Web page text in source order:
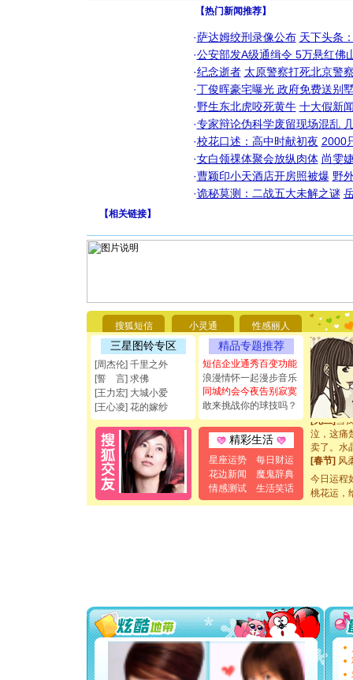
【热门新闻推荐】
·萨达姆绞刑录像公布 天下头条
·公安部发A级通缉令 5万悬红佛
·纪念逝者 太原警察打死北京警
·丁俊晖豪宅曝光 政府免费送别
·野生东北虎咬死黄牛 十大假新
·专家辩论伪科学废留现场混乱
·校花口述：高中时献初夜 2000
·女白领祼体聚会放纵肉体 尚雯
·曹颖印小天酒店开房照被爆 野
·诡秘莫测：二战五大未解之谜
【相关链接】
搜狐短信 小灵通 性感丽人
三星图铃专区
[周杰伦] 千里之外
[誓 言] 求佛
[王力宏] 大城小爱
[王心凌] 花的嫁纱
精品专题推荐
短信企业通秀百变功能
浪漫情怀一起漫步音乐
同城约会今夜告别寂寞
敢来挑战你的球技吗？
精彩生活
星座运势
每日财运
花边新闻
魔鬼辞典
情感测试
生活笑话
你太多，
[圣诞节]
如意,快
[元旦]看
断电。爱
你是我专
[元旦]如
起；二是
离。水晶
[元旦]当
泣，这痛
卖了。水
[春节] 风
道一声平
[春节]传
[圣诞节]
如意,快
[元旦]
看
断电。
你是我
今日运程
桃花运，